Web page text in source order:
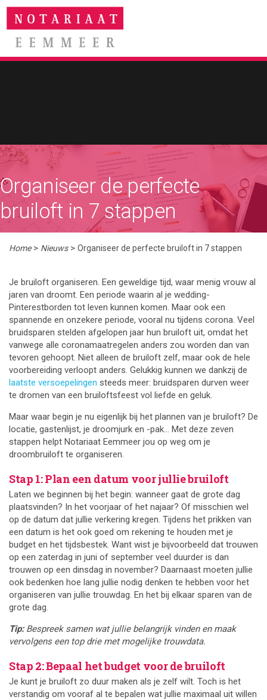
Spring
naar
hoofdnavigatie
Door
naar
hoofd
inhoud
Organiseer de perfecte
bruiloft in 7 stappen
Home> Nieuws> Organiseer de perfecte bruiloft in 7 stappen
Je bruiloft organiseren. Een geweldige tijd, waar menig vrouw al
jaren van droomt. Een periode waarin al je wedding-
Pinterestborden tot leven kunnen komen. Maar ook een
spannende en onzekere periode, vooral nu tijdens corona. Veel
bruidsparen stelden afgelopen jaar hun bruiloft uit, omdat het
vanwege alle coronamaatregelen anders zou worden dan van
tevoren gehoopt. Niet alleen de bruiloft zelf, maar ook de hele
voorbereiding verloopt anders. Gelukkig kunnen we dankzij de
laatste versoepelingen steeds meer: bruidsparen durven weer
te dromen van een bruiloftsfeest vol liefde en geluk.
Maar waar begin je nu eigenlijk bij het plannen van je bruiloft? De
locatie, gastenlijst, je droomjurk en -pak… Met deze zeven
stappen helpt Notariaat Eemmeer jou op weg om je
droombruiloft te organiseren.
Stap 1: Plan een datum voor jullie bruiloft
Laten we beginnen bij het begin: wanneer gaat de grote dag
plaatsvinden? In het voorjaar of het najaar? Of misschien wel
op de datum dat jullie verkering kregen. Tijdens het prikken van
een datum is het ook goed om rekening te houden met je
budget en het tijdsbestek. Want wist je bijvoorbeeld dat trouwen
op een zaterdag in juni of september veel duurder is dan
trouwen op een dinsdag in november? Daarnaast moeten jullie
ook bedenken hoe lang jullie nodig denken te hebben voor het
organiseren van jullie trouwdag. En het bij elkaar sparen van de
grote dag.
Tip:Bespreek samen wat jullie belangrijk vinden en maak
vervolgens een top drie met mogelijke trouwdata.
Stap 2: Bepaal het budget voor de bruiloft
Je kunt je bruiloft zo duur maken als je zelf wilt. Toch is het
verstandig om vooraf al te bepalen wat jullie maximaal uit willen